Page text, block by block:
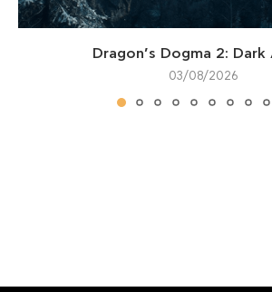
Dragon’s Dogma 2: Dark
03/08/2026